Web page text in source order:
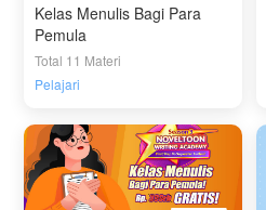
Kelas Menulis Bagi Para
Pemula
Total 11 Materi
Pelajari